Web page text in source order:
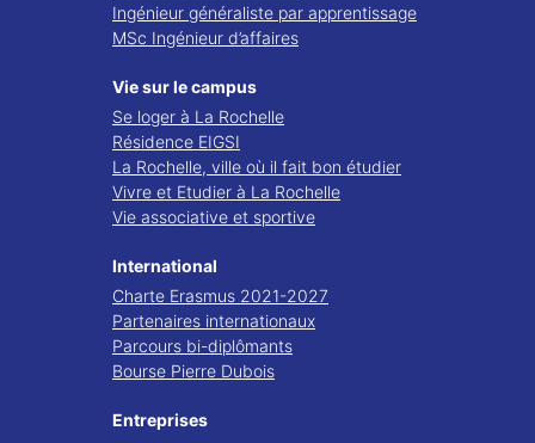
Ingénieur généraliste par apprentissage
MSc Ingénieur d’affaires
Vie sur le campus
Se loger à La Rochelle
Résidence EIGSI
La Rochelle, ville où il fait bon étudier
Vivre et Etudier à La Rochelle
Vie associative et sportive
International
Charte Erasmus 2021-2027
Partenaires internationaux
Parcours bi-diplômants
Bourse Pierre Dubois
Entreprises